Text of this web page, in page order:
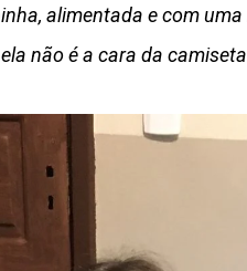
alimentada e com
não é a cara da